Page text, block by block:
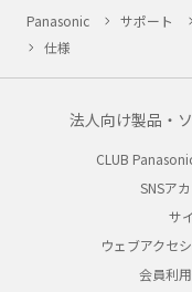
Panasonic サポート
仕様
法人向け製品・
CLUB
SNSア
サ
ウェブアクセ
会員利